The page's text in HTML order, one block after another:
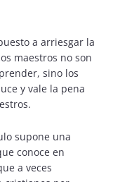
a arriesgar la
maestros no son
sino los
y vale la pena
supone una
conoce en
a veces